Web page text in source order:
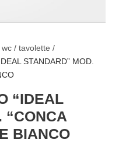
wc / tavolette /
STANDARD” MOD.
“IDEAL
“CONCA
BIANCO